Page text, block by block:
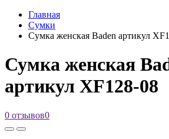
Главная
Сумки
Сумка женская Baden артикул
Сумка женская
артикул XF128-08
0 отзывов0